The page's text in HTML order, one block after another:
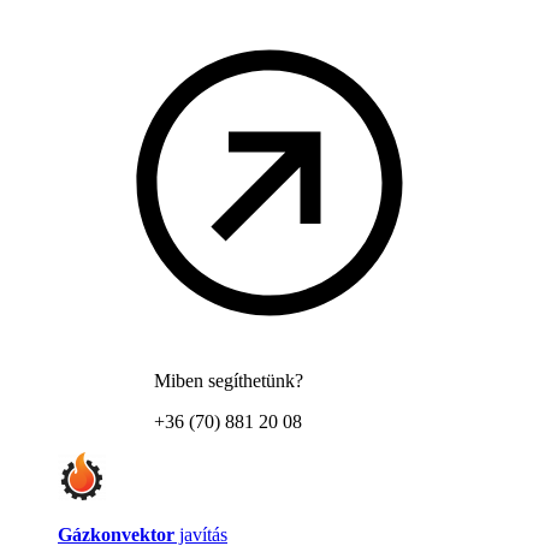
Miben segíthetünk?
+36 (70) 881 20 08
Gázkonvektor javítás